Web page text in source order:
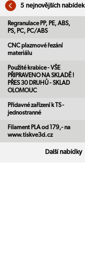
5 nejnovějších nabídek
Regranulace PP, PE, ABS,
PS, PC, PC/ABS
CNC plazmové řezání
materiálu
Použité krabice - VŠE
PŘIPRAVENO NA SKLADĚ !
PŘES 30 DRUHŮ - SKLAD
OLOMOUC
Přídavné zařízení k TS -
jednostranné
Filament PLA od 179,- na
www.tiskve3d.cz
Další nabídky